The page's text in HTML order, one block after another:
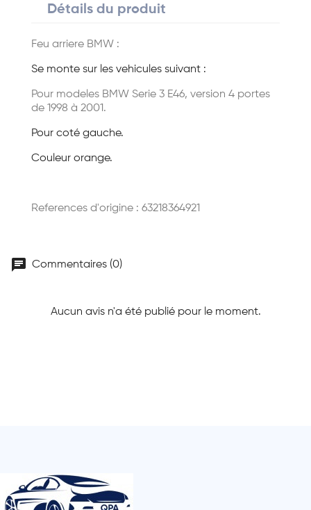
Détails du produit
Feu arriere BMW :
Se monte sur les vehicules suivant :
Pour modeles BMW Serie 3 E46, version 4 portes
de 1998 à 2001.
Pour coté gauche.
Couleur orange.
References d'origine : 63218364921
chat Commentaires (0)
Aucun avis n'a été publié pour le moment.